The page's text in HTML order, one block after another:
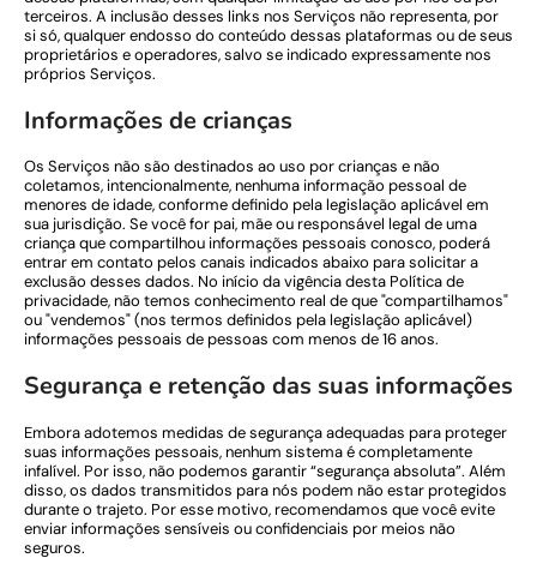
terceiros. A inclusão desses links nos Serviços não representa, por
si só, qualquer endosso do conteúdo dessas plataformas ou de seus
proprietários e operadores, salvo se indicado expressamente nos
próprios Serviços.
Informações de crianças
Os Serviços não são destinados ao uso por crianças e não
coletamos, intencionalmente, nenhuma informação pessoal de
menores de idade, conforme definido pela legislação aplicável em
sua jurisdição. Se você for pai, mãe ou responsável legal de uma
criança que compartilhou informações pessoais conosco, poderá
entrar em contato pelos canais indicados abaixo para solicitar a
exclusão desses dados. No início da vigência desta Política de
privacidade, não temos conhecimento real de que "compartilhamos"
ou "vendemos" (nos termos definidos pela legislação aplicável)
informações pessoais de pessoas com menos de 16 anos.
Segurança e retenção das suas informações
Embora adotemos medidas de segurança adequadas para proteger
suas informações pessoais, nenhum sistema é completamente
infalível. Por isso, não podemos garantir “segurança absoluta”. Além
disso, os dados transmitidos para nós podem não estar protegidos
durante o trajeto. Por esse motivo, recomendamos que você evite
enviar informações sensíveis ou confidenciais por meios não
seguros.